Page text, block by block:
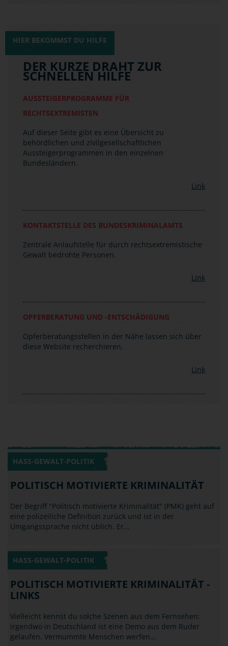
DER KURZE DRAHT ZUR
SCHNELLEN HILFE
AUSSTEIGERPROGRAMME FÜR
Auf dieser Seite gibt es eine Übersicht zu
Aussteigerprogrammen in den einzelnen
Bundesländern.
Zentrale Anlaufstelle für durch rechtsextremistische
Opferberatungsstellen in der Nähe lassen sich über
POLITISCH MOTIVIERTE KRIMINALITÄT
Der Begriff "Politisch motivierte Kriminalität" (PMK) geht auf
Umgangssprache nicht üblich. Er…
POLITISCH MOTIVIERTE KRIMINALITÄT -
LINKS
Vielleicht kennst du solche Szenen aus dem Fernsehen:
gelaufen. Vermummte Menschen werfen…